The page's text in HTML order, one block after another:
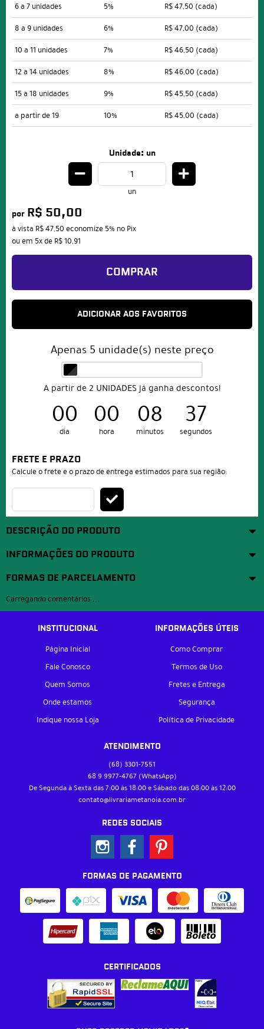
6 a 7 unidades
5% R$ 47,50 (cada)
8 a 9 unidades
6% R$ 47,00 (cada)
10 a 11 unidades
7% R$ 46,50 (cada)
12 a 14 unidades
8% R$ 46,00 (cada)
15 a 18 unidades
9% R$ 45,50 (cada)
a partir de 19
10% R$ 45,00 (cada)
Unidade: un
un
por R$ 50,00
à vista R$ 47,50 economize 5% no Pix
ou em 5xde R$ 10,91
COMPRAR
ADICIONAR AOS FAVORITOS
Apenas 5 unidade(s) neste preço
A partir de 2 UNIDADES já ganha descontos!
00
dia
00
hora
08
minutos
37
segundos
FRETE E PRAZO
Calcule o frete e o prazo de entrega estimados para sua região:
DESCRIÇÃO DO PRODUTO
INFORMAÇÕES DO PRODUTO
FORMAS DE PARCELAMENTO
Carregando comentários ...
INSTITUCIONAL
Página Inicial
Fale Conosco
Quem Somos
Onde estamos
Indique nossa Loja
INFORMAÇÕES ÚTEIS
Como Comprar
Termos de Uso
Fretes e Entrega
Segurança
Política de Privacidade
ATENDIMENTO
(68) 3301-7551
68 9 9977-4767 (WhatsApp)
De Segunda à Sexta das 7:00 às 18:00 e Sábado das 08:00 às 12:00
contato@livrariametanoia.com.br
REDES SOCIAIS
FORMAS DE PAGAMENTO
CERTIFICADOS